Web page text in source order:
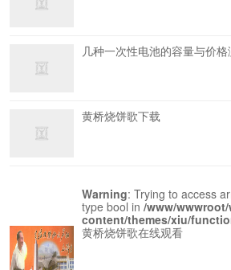
几种一次性电池的容量与价格
黄桥烧饼歌下载
Warning: Trying to access
type bool in /www/
content/themes/xiu/
黄桥烧饼歌在线观看